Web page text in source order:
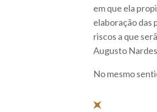
em que ela
elaboração das
riscos a que
Augusto
No mesmo